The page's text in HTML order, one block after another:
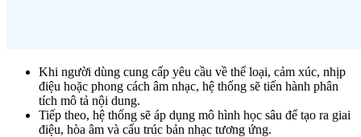
Khi người dùng cung cấp yêu cầu về thể loại, cảm xúc, nhịp
điệu hoặc phong cách âm nhạc, hệ thống sẽ tiến hành phân
tích mô tả nội dung.
Tiếp theo, hệ thống sẽ áp dụng mô hình học sâu để tạo ra giai
điệu, hòa âm và cấu trúc bản nhạc tương ứng.